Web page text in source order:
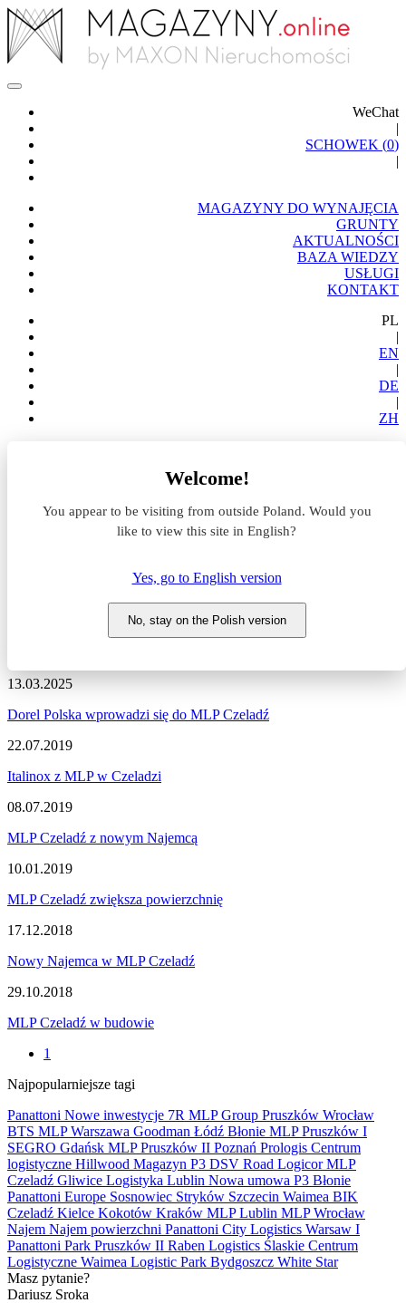
WeChat
|
SCHOWEK (0)
|
MAGAZYNY DO WYNAJĘCIA
GRUNTY
AKTUALNOŚCI
BAZA WIEDZY
USŁUGI
KONTAKT
PL
|
EN
|
DE
|
ZH
Welcome!
You appear to be visiting from outside Poland. Would you
like to view this site in English?
Yes, go to English version
No, stay on the Polish version
Aktualności z rynku
Zapraszamy do zapoznania się z najnowszymi informacjami
dotyczącymi sytuacji na rynku komercyjnym, nowymi projektami
deweloperskimi, a także wydarzeniami i zmianami na naszym
13.03.2025
Dorel Polska wprowadzi się do MLP Czeladź
22.07.2019
Italinox z MLP w Czeladzi
08.07.2019
MLP Czeladź z nowym Najemcą
10.01.2019
MLP Czeladź zwiększa powierzchnię
17.12.2018
Nowy Najemca w MLP Czeladź
29.10.2018
MLP Czeladź w budowie
1
Najpopularniejsze tagi
Panattoni Nowe inwestycje 7R MLP Group Pruszków Wrocław
BTS MLPWarszawa Goodman Łódź Błonie MLP Pruszków I
SEGRO Gdańsk MLP Pruszków II Poznań Prologis Centrum
logistyczne Hillwood Magazyn P3 DSV Road LogicorMLP
Czeladź Gliwice Logistyka Lublin Nowa umowa P3 Błonie
Panattoni Europe Sosnowiec Stryków Szczecin Waimea BIK
Czeladź Kielce Kokotów Kraków MLP Lublin MLP Wrocław
Najem Najem powierzchni Panattoni City Logistics Warsaw I
Panattoni Park Pruszków II Raben Logistics Ślaskie Centrum
Logistyczne Waimea Logistic Park Bydgoszcz White Star
Masz pytanie?
Dariusz Sroka